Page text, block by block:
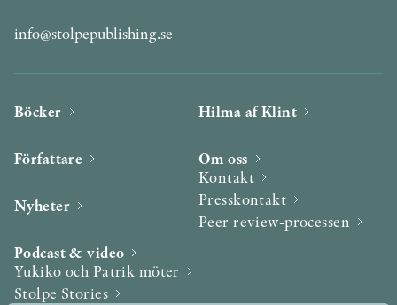
info@stolpepublishing.se
Böcker
Författare
Nyheter
Podcast & video
Yukiko och Patrik möter
Stolpe Stories
Hilma af Klint
Om oss
Kontakt
Presskontakt
Peer review-processen